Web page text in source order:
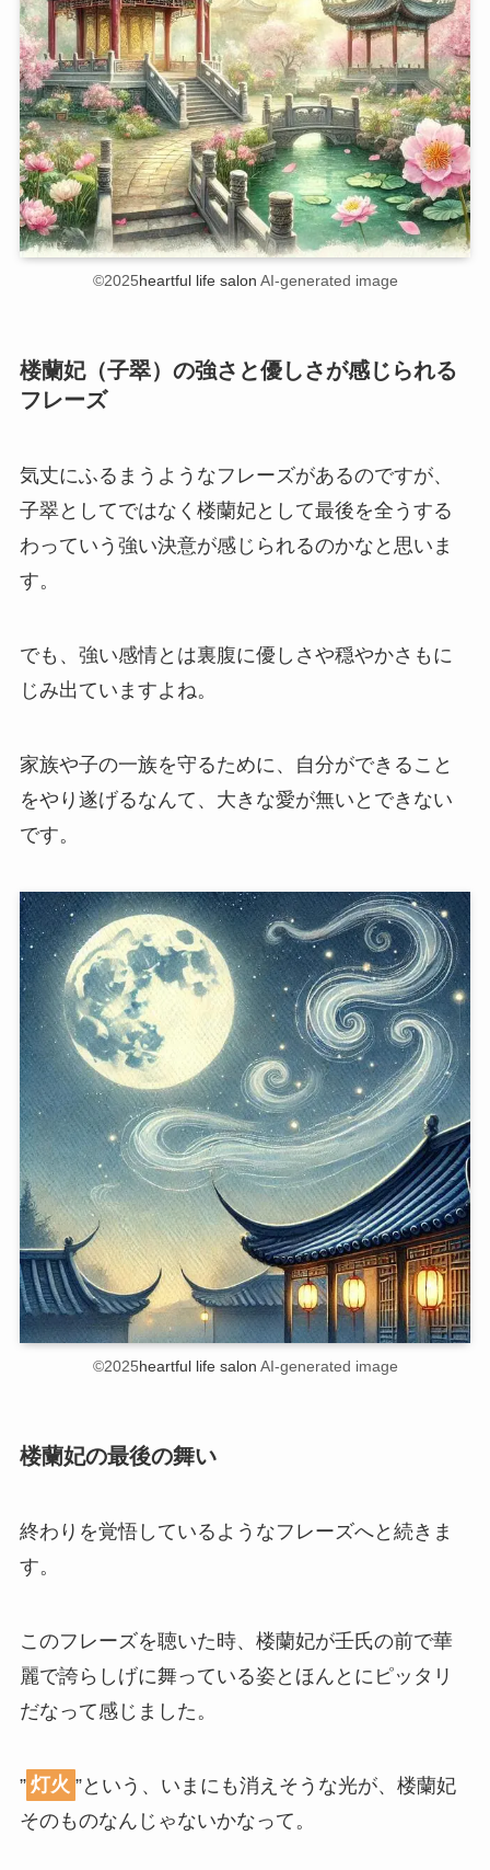
©2025heartful life salon AI-generated image
楼蘭妃（子翠）の強さと優しさが感じられる
フレーズ
気丈にふるまうようなフレーズがあるのですが、
子翠としてではなく楼蘭妃として最後を全うする
わっていう強い決意が感じられるのかなと思いま
す。
でも、強い感情とは裏腹に優しさや穏やかさもに
じみ出ていますよね。
家族や子の一族を守るために、自分ができること
をやり遂げるなんて、大きな愛が無いとできない
です。
©2025heartful life salon AI-generated image
楼蘭妃の最後の舞い
終わりを覚悟しているようなフレーズへと続きま
す。
このフレーズを聴いた時、楼蘭妃が壬氏の前で華
麗で誇らしげに舞っている姿とほんとにピッタリ
だなって感じました。
” 灯火 ”という、いまにも消えそうな光が、楼蘭妃
そのものなんじゃないかなって。